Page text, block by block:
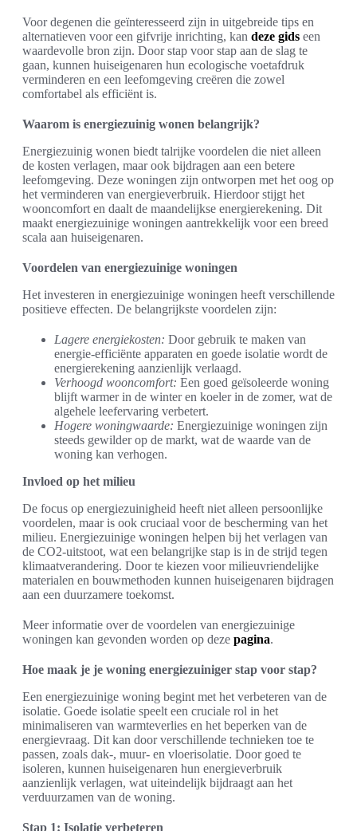
Voor degenen die geïnteresseerd zijn in uitgebreide tips en
alternatieven voor een gifvrije inrichting, kan deze gids een
waardevolle bron zijn. Door stap voor stap aan de slag te
gaan, kunnen huiseigenaren hun ecologische voetafdruk
verminderen en een leefomgeving creëren die zowel
comfortabel als efficiënt is.
Waarom is energiezuinig wonen belangrijk?
Energiezuinig wonen biedt talrijke voordelen die niet alleen
de kosten verlagen, maar ook bijdragen aan een betere
leefomgeving. Deze woningen zijn ontworpen met het oog op
het verminderen van energieverbruik. Hierdoor stijgt het
wooncomfort en daalt de maandelijkse energierekening. Dit
maakt energiezuinige woningen aantrekkelijk voor een breed
scala aan huiseigenaren.
Voordelen van energiezuinige woningen
Het investeren in energiezuinige woningen heeft verschillende
positieve effecten. De belangrijkste voordelen zijn:
Lagere energiekosten: Door gebruik te maken van
energie-efficiënte apparaten en goede isolatie wordt de
energierekening aanzienlijk verlaagd.
Verhoogd wooncomfort: Een goed geïsoleerde woning
blijft warmer in de winter en koeler in de zomer, wat de
algehele leefervaring verbetert.
Hogere woningwaarde: Energiezuinige woningen zijn
steeds gewilder op de markt, wat de waarde van de
woning kan verhogen.
Invloed op het milieu
De focus op energiezuinigheid heeft niet alleen persoonlijke
voordelen, maar is ook cruciaal voor de bescherming van het
milieu. Energiezuinige woningen helpen bij het verlagen van
de CO2-uitstoot, wat een belangrijke stap is in de strijd tegen
klimaatverandering. Door te kiezen voor milieuvriendelijke
materialen en bouwmethoden kunnen huiseigenaren bijdragen
aan een duurzamere toekomst.
Meer informatie over de voordelen van energiezuinige
woningen kan gevonden worden op deze pagina.
Hoe maak je je woning energiezuiniger stap voor stap?
Een energiezuinige woning begint met het verbeteren van de
isolatie. Goede isolatie speelt een cruciale rol in het
minimaliseren van warmteverlies en het beperken van de
energievraag. Dit kan door verschillende technieken toe te
passen, zoals dak-, muur- en vloerisolatie. Door goed te
isoleren, kunnen huiseigenaren hun energieverbruik
aanzienlijk verlagen, wat uiteindelijk bijdraagt aan het
verduurzamen van de woning.
Stap 1: Isolatie verbeteren